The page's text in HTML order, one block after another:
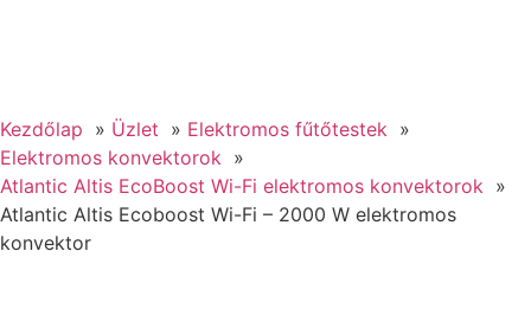
Kezdőlap Üzlet
Elektromos fűtőtestek
Elektromos konvektorok
Atlantic Altis EcoBoost Wi-Fi elektromos konvektorok
Atlantic Altis Ecoboost Wi-Fi – 2000 W elektromos
konvektor